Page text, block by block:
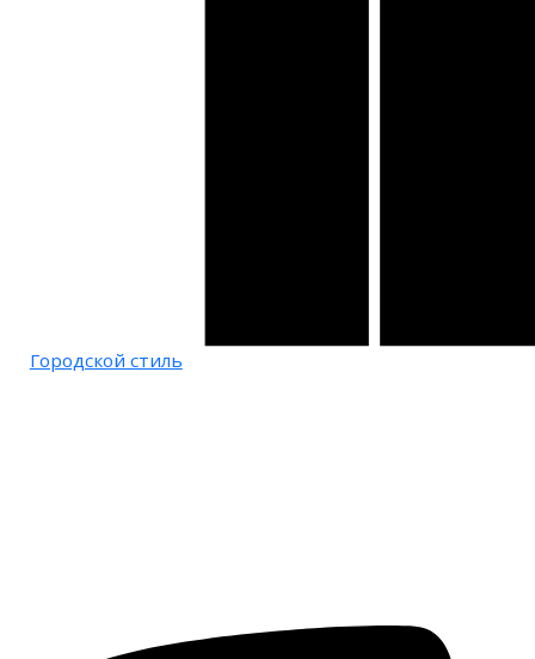
Городской стиль